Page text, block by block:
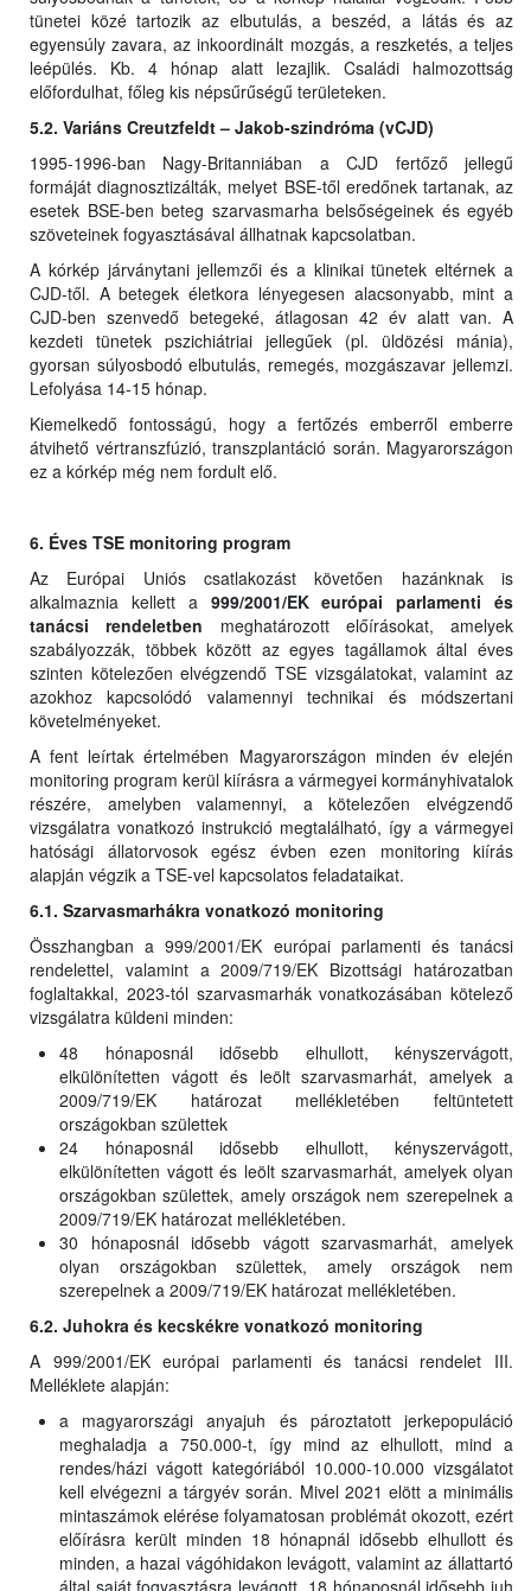
tünetei közé tartozik az elbutulás, a beszéd, a látás és az
egyensúly zavara, az inkoordinált mozgás, a reszketés, a teljes
leépülés. Kb. 4 hónap alatt lezajlik. Családi halmozottság
előfordulhat, főleg kis népsűrűségű területeken.
5.2. Variáns Creutzfeldt – Jakob-szindróma (vCJD)
1995-1996-ban Nagy-Britanniában a CJD fertőző jellegű
formáját diagnosztizálták, melyet BSE-től eredőnek tartanak, az
esetek BSE-ben beteg szarvasmarha belsőségeinek és egyéb
szöveteinek fogyasztásával állhatnak kapcsolatban.
A kórkép járványtani jellemzői és a klinikai tünetek eltérnek a
CJD-től. A betegek életkora lényegesen alacsonyabb, mint a
CJD-ben szenvedő betegeké, átlagosan 42 év alatt van. A
kezdeti tünetek pszichiátriai jellegűek (pl. üldözési mánia),
gyorsan súlyosbodó elbutulás, remegés, mozgászavar jellemzi.
Lefolyása 14-15 hónap.
Kiemelkedő fontosságú, hogy a fertőzés emberről emberre
átvihető vértranszfúzió, transzplantáció során. Magyarországon
ez a kórkép még nem fordult elő.
6. Éves TSE monitoring program
Az Európai Uniós csatlakozást követően hazánknak is
alkalmaznia kellett a 999/2001/EK európai parlamenti és
tanácsi rendeletben meghatározott előírásokat, amelyek
szabályozzák, többek között az egyes tagállamok által éves
szinten kötelezően elvégzendő TSE vizsgálatokat, valamint az
azokhoz kapcsolódó valamennyi technikai és módszertani
követelményeket.
A fent leírtak értelmében Magyarországon minden év elején
monitoring program kerül kiírásra a vármegyei kormányhivatalok
részére, amelyben valamennyi, a kötelezően elvégzendő
vizsgálatra vonatkozó instrukció megtalálható, így a vármegyei
hatósági állatorvosok egész évben ezen monitoring kiírás
alapján végzik a TSE-vel kapcsolatos feladataikat.
6.1. Szarvasmarhákra vonatkozó monitoring
Összhangban a 999/2001/EK európai parlamenti és tanácsi
rendelettel, valamint a 2009/719/EK Bizottsági határozatban
foglaltakkal, 2023-tól szarvasmarhák vonatkozásában kötelező
vizsgálatra küldeni minden:
48 hónaposnál idősebb elhullott, kényszervágott,
elkülönítetten vágott és leölt szarvasmarhát, amelyek a
2009/719/EK határozat mellékletében feltüntetett
országokban születtek
24 hónaposnál idősebb elhullott, kényszervágott,
elkülönítetten vágott és leölt szarvasmarhát, amelyek olyan
országokban születtek, amely országok nem szerepelnek a
2009/719/EK határozat mellékletében.
30 hónaposnál idősebb vágott szarvasmarhát, amelyek
olyan országokban születtek, amely országok nem
szerepelnek a 2009/719/EK határozat mellékletében.
6.2. Juhokra és kecskékre vonatkozó monitoring
A 999/2001/EK európai parlamenti és tanácsi rendelet III.
Melléklete alapján:
a magyarországi anyajuh és pároztatott jerkepopuláció
meghaladja a 750.000-t, így mind az elhullott, mind a
rendes/házi vágott kategóriából 10.000-10.000 vizsgálatot
kell elvégezni a tárgyév során. Mivel 2021 elött a minimális
mintaszámok elérése folyamatosan problémát okozott, ezért
előírásra került minden 18 hónapnál idősebb elhullott és
minden, a hazai vágóhidakon levágott, valamint az állattartó